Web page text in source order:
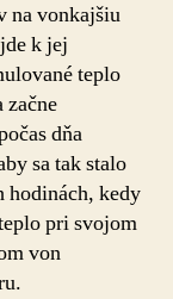
na vonkajšiu
k jej
teplo
začne
dňa
sa tak stalo
hodinách, kedy
pri svojom
von